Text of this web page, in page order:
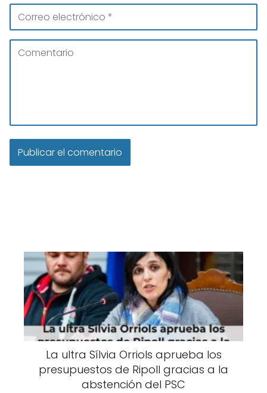
La ultra Sílvia Orriols aprueba los
presupuestos de Ripoll gracias a la
abstención del PSC